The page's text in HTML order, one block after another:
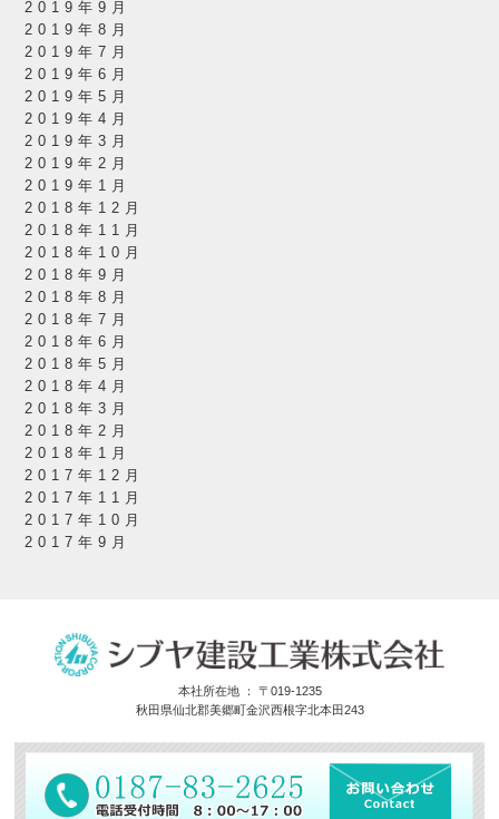
2019年9月
2019年8月
2019年7月
2019年6月
2019年5月
2019年4月
2019年3月
2019年2月
2019年1月
2018年12月
2018年11月
2018年10月
2018年9月
2018年8月
2018年7月
2018年6月
2018年5月
2018年4月
2018年3月
2018年2月
2018年1月
2017年12月
2017年11月
2017年10月
2017年9月
本社所在地 ： 〒019-1235
秋田県仙北郡美郷町金沢西根字北本田243